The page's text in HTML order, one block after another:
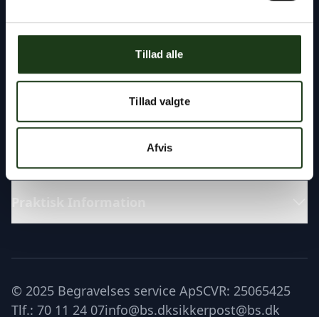
Tillad alle
Tillad valgte
Afvis
Katalog
Læs om
Praktisk Information
© 2025 Begravelses service ApSCVR: 25065425
Tlf.: 70 11 24 07info@bs.dksikkerpost@bs.dk